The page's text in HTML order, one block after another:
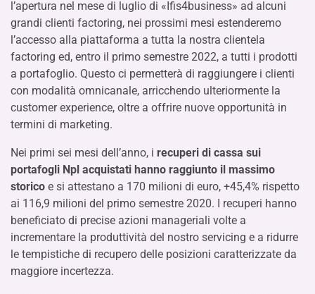
l’apertura nel mese di luglio di «Ifis4business» ad alcuni
grandi clienti factoring, nei prossimi mesi estenderemo
l’accesso alla piattaforma a tutta la nostra clientela
factoring ed, entro il primo semestre 2022, a tutti i prodotti
a portafoglio. Questo ci permetterà di raggiungere i clienti
con modalità omnicanale, arricchendo ulteriormente la
customer experience, oltre a offrire nuove opportunità in
termini di marketing.
Nei primi sei mesi dell’anno, i recuperi di cassa sui
portafogli Npl acquistati hanno raggiunto il massimo
storico e si attestano a 170 milioni di euro, +45,4% rispetto
ai 116,9 milioni del primo semestre 2020. I recuperi hanno
beneficiato di precise azioni manageriali volte a
incrementare la produttività del nostro servicing e a ridurre
le tempistiche di recupero delle posizioni caratterizzate da
maggiore incertezza.